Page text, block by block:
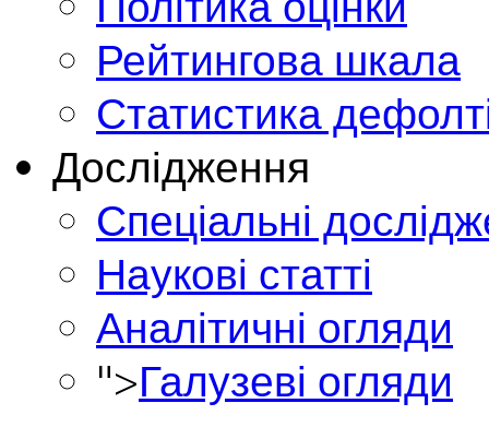
Рейтингова шкала
Статистика
Дослідження
Спеціальні
Наукові статті
Аналітичні огляди
">Галузеві огляди